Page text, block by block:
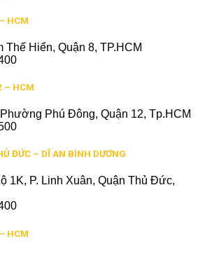
HCM
Thế Hiển, Quận 8, TP.HCM
– HCM
Phú Đông, Quận 12, Tp.HCM
ĐỨC – DĨ AN BÌNH DƯƠNG
1K, P. Linh Xuân, Quận Thủ Đức,
HCM